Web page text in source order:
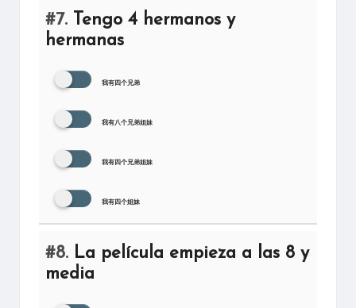
#7. Tengo 4 hermanos y
hermanas
我有四个兄弟
我有八个兄弟姐妹
我有四个兄弟姐妹
我有四个姐妹
#8. La película empieza a las 8 y
media